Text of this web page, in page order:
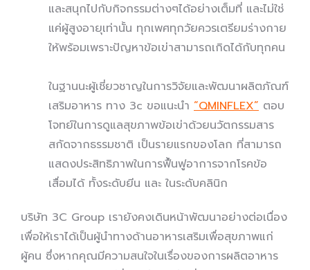
และสนุกไปกับกิจกรรมต่างๆได้อย่างเต็มที่ และไม่ใช่
แค่ผู้สูงอายุเท่านั้น ทุกเพศทุกวัยควรเตรียมร่างกาย
ให้พร้อมเพราะปัญหาข้อเข่าสามารถเกิดได้กับทุกคน
ในฐานนะผู้เชี่ยวชาญในการวิจัยและพัฒนาผลิตภัณฑ์
เสริมอาหาร ทาง 3c ขอแนะนำ “QMINFLEX” ตอบ
โจทย์ในการดูแลสุขภาพข้อเข่าด้วยนวัตกรรมสาร
สกัดจากธรรมชาติ เป็นรายแรกของโลก ที่สามารถ
แสดงประสิทธิภาพในการฟื้นฟูอาการจากโรคข้อ
เสื่อมได้ ทั้งระดับยีน และ ในระดับคลินิก
บริษัท 3C Group เรายังคงเดินหน้าพัฒนาอย่างต่อเนื่อง
เพื่อให้เราได้เป็นผู้นำทางด้านอาหารเสริมเพื่อสุขภาพแก่
ผู้คน ซึ่งหากคุณมีความสนใจในเรื่องของการผลิตอาหาร